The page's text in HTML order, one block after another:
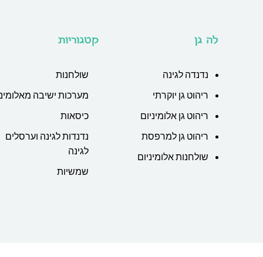
לה גן
נדנדה לגינה
ריהוט גן יוקרתי
ריהוט גן אלומיניום
ריהוט גן למרפסת
שולחנות אלומיניום
קטגוריות
שולחנות
מערכות ישיבה
כיסאות
נדנדות לגינה וערסלים
לגינה
שמשיות